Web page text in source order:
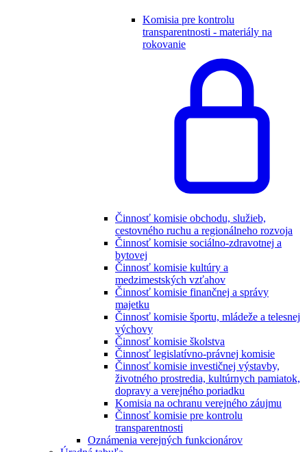
Komisia pre kontrolu
transparentnosti - materiály na
rokovanie
Činnosť komisie obchodu, služieb,
cestovného ruchu a regionálneho rozvoja
Činnosť komisie sociálno-zdravotnej a
bytovej
Činnosť komisie kultúry a
medzimestských vzťahov
Činnosť komisie finančnej a správy
majetku
Činnosť komisie športu, mládeže a telesnej
výchovy
Činnosť komisie školstva
Činnosť legislatívno-právnej komisie
Činnosť komisie investičnej výstavby,
životného prostredia, kultúrnych pamiatok,
dopravy a verejného poriadku
Komisia na ochranu verejného záujmu
Činnosť komisie pre kontrolu
transparentnosti
Oznámenia verejných funkcionárov